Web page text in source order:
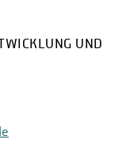
UND